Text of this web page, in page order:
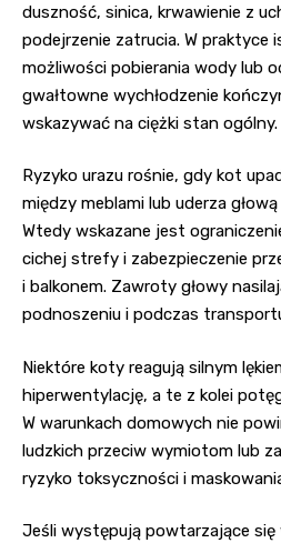
duszność, sinica, krwawienie z
podejrzenie zatrucia. W
możliwości pobierania wody lub
gwałtowne wychłodzenie
wskazywać na ciężki stan ogólny.
Ryzyko urazu rośnie, gdy kot
między meblami lub uderza
Wtedy wskazane jest
cichej strefy i zabezpieczenie
i balkonem. Zawroty głowy
podnoszeniu i podczas
Niektóre koty reagują silnym
hiperwentylację, a te z kolei
W warunkach domowych nie
ludzkich przeciw wymiotom lub
ryzyko toksyczności i
Jeśli występują powtarzające